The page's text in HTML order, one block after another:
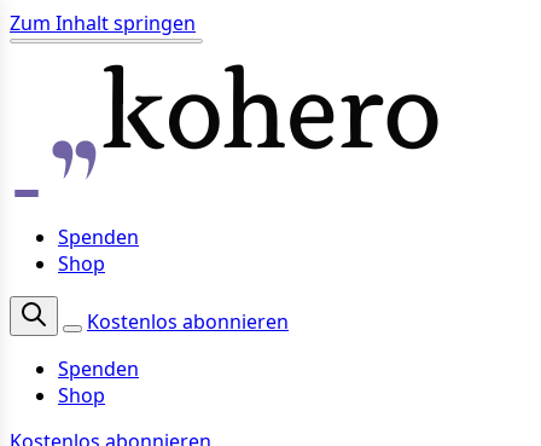
Zum Inhalt springen
Spenden
Shop
Kostenlos abonnieren
Spenden
Shop